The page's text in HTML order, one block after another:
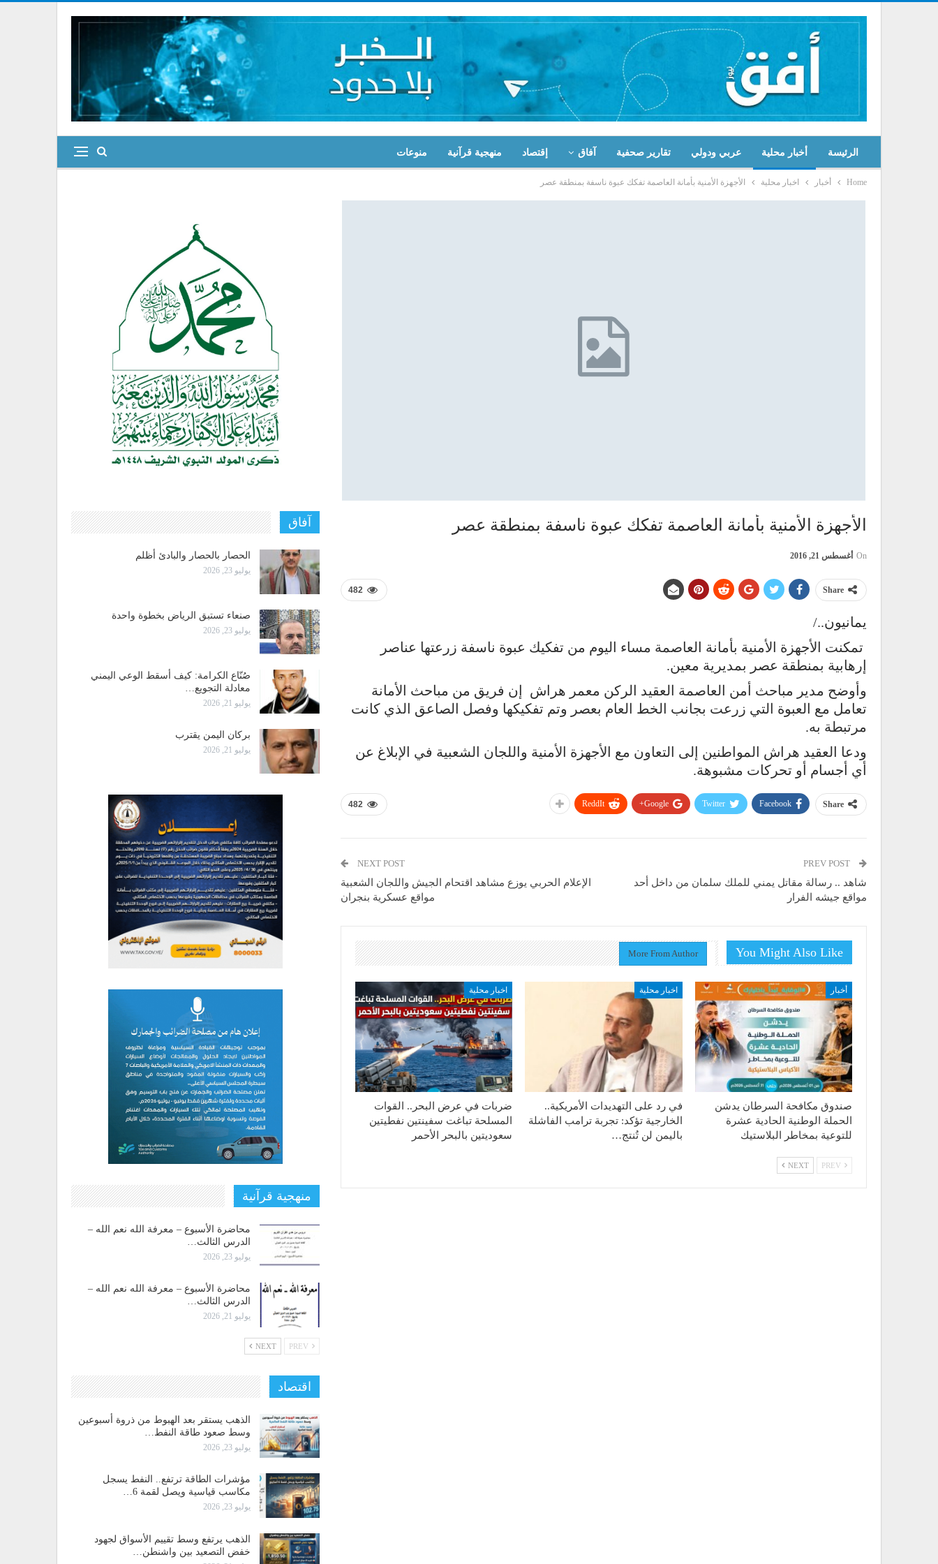
الرئيسة أخبار محلية عربي ودولي تقارير صحفية آفاق إقتصاد منهجية قرآنية منوعات
Home أخبار اخبار محلية الأجهزة الأمنية بأمانة العاصمة تفكك عبوة ناسفة بمنطقة عصر
الأجهزة الأمنية بأمانة العاصمة تفكك عبوة ناسفة بمنطقة عصر
On أغسطس 21, 2016
482 Share
يمانيون../
تمكنت الأجهزة الأمنية بأمانة العاصمة مساء اليوم من تفكيك عبوة ناسفة زرعتها عناصر
إرهابية بمنطقة عصر بمديرية معين.
وأوضح مدير مباحث أمن العاصمة العقيد الركن معمر هراش إن فريق من مباحث الأمانة
تعامل مع العبوة التي زرعت بجانب الخط العام بعصر وتم تفكيكها وفصل الصاعق الذي كانت
مرتبطة به.
ودعا العقيد هراش المواطنين إلى التعاون مع الأجهزة الأمنية واللجان الشعبية في الإبلاغ عن
أي أجسام أو تحركات مشبوهة.
482 Share
Facebook
Twitter
Google+
ReddIt
شاهد .. رسالة مقاتل يمني للملك سلمان من داخل أحد
مواقع جيشه الفرار
NEXT POST
الإعلام الحربي يوزع مشاهد اقتحام الجيش واللجان الشعبية
مواقع عسكرية بنجران
You Might Also Like
More From Author
أخبار
صندوق مكافحة السرطان يدشن
الحملة الوطنية الحادية عشرة
للتوعية بمخاطر البلاستيك
اخبار محلية
في رد على التهديدات الأمريكية..
الخارجية تؤكد: تجربة ترامب الفاشلة
باليمن لن تُنتج…
اخبار محلية
ضربات في عرض البحر.. القوات
المسلحة تباغت سفينتين نفطيتين
سعوديتين بالبحر الأحمر
NEXT
آفاق
الحصار بالحصار والبادئ أظلم
يوليو 23, 2026
صنعاء تستبق الرياض بخطوة واحدة
يوليو 23, 2026
صُنّاع الكرامة: كيف أسقط الوعي اليمني
معادلة التجويع…
يوليو 21, 2026
بركان اليمن يقترب
يوليو 21, 2026
منهجية قرآنية
محاضرة الأسبوع – معرفة الله نعم الله –
الدرس الثالث…
يوليو 23, 2026
محاضرة الأسبوع – معرفة الله نعم الله –
الدرس الثالث…
يوليو 21, 2026
NEXT
اقتصاد
الذهب يستقر بعد الهبوط من ذروة أسبوعين
وسط صعود طاقة النفط…
يوليو 23, 2026
مؤشرات الطاقة ترتفع.. النفط يسجل
مكاسب قياسية ويصل لقمة 6…
يوليو 23, 2026
الذهب يرتفع وسط تقييم الأسواق لجهود
خفض التصعيد بين واشنطن…